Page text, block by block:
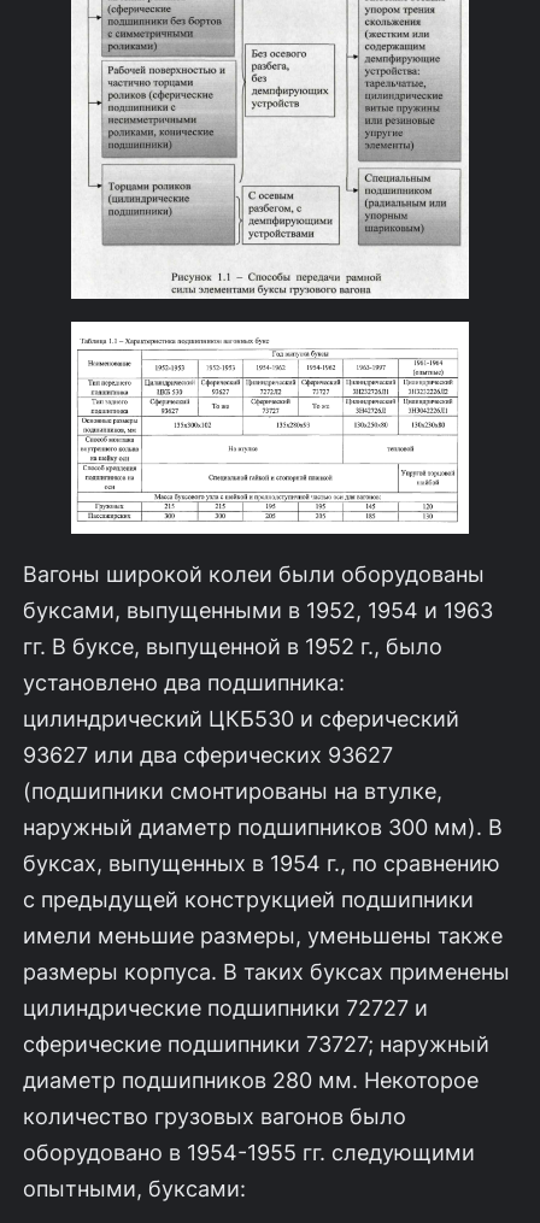
Вагоны широкой колеи были оборудованы
буксами, выпущенными в 1952, 1954 и 1963
гг. В буксе, выпущенной в 1952 г., было
установлено два подшипника:
цилиндрический ЦКБ530 и сферический
93627 или два сферических 93627
(подшипники смонтированы на втулке,
наружный диаметр подшипников 300 мм). В
буксах, выпущенных в 1954 г., по сравнению
с предыдущей конструкцией подшипники
имели меньшие размеры, уменьшены также
размеры корпуса. В таких буксах применены
цилиндрические подшипники 72727 и
сферические подшипники 73727; наружный
диаметр подшипников 280 мм. Некоторое
количество гру­зовых вагонов было
оборудовано в 1954-1955 гг. следующими
опытными, буксами: